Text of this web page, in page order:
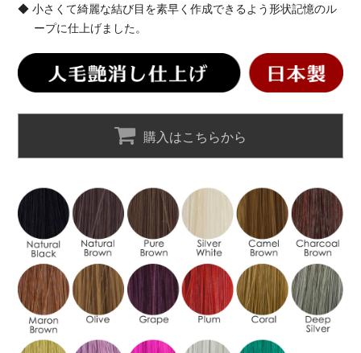
小さくて綺麗な結び目を素早く作成できるよう形状記憶のル
ープに仕上げました。
購入はこちらから